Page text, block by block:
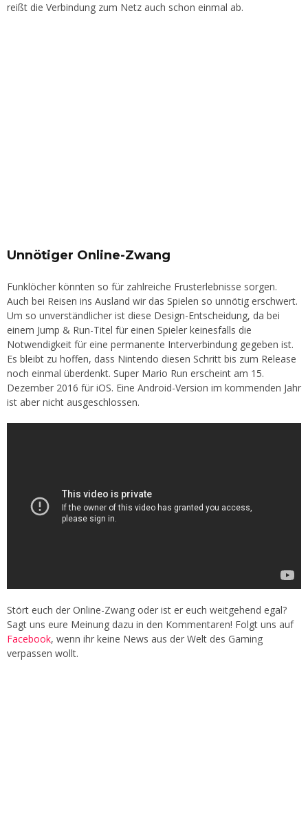
reißt die Verbindung zum Netz auch schon einmal ab.
Unnötiger Online-Zwang
Funklöcher könnten so für zahlreiche Frusterlebnisse sorgen.
Auch bei Reisen ins Ausland wir das Spielen so unnötig erschwert.
Um so unverständlicher ist diese Design-Entscheidung, da bei
einem Jump & Run-Titel für einen Spieler keinesfalls die
Notwendigkeit für eine permanente Interverbindung gegeben ist.
Es bleibt zu hoffen, dass Nintendo diesen Schritt bis zum Release
noch einmal überdenkt. Super Mario Run erscheint am 15.
Dezember 2016 für iOS. Eine Android-Version im kommenden Jahr
ist aber nicht ausgeschlossen.
Stört euch der Online-Zwang oder ist er euch weitgehend egal?
Sagt uns eure Meinung dazu in den Kommentaren! Folgt uns auf
Facebook, wenn ihr keine News aus der Welt des Gaming
verpassen wollt.